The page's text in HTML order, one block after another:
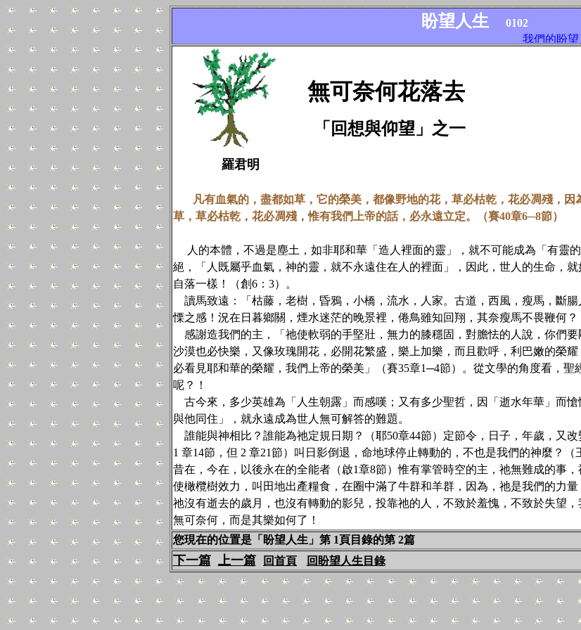
盼望人生
0102
我們的盼
無可奈何花落去
「回想與仰望」之一
羅君明
凡有血氣的，盡都如草，它的榮美，都像野地的花，草必枯乾，花必凋殘，
草，草必枯乾，花必凋殘，惟有我們上帝的話，必永遠立定。（賽40章6─8節）
人的本體，不過是塵土，如非耶和華「造人裡面的靈」，就不可能成為「有靈
絕，「人既屬乎血氣，神的靈，就不永遠住在人的裡面」，因此，世人的生命，
自落一樣！（創6：3）。
讀馬致遠：「枯藤，老樹，昏鴉，小橋，流水，人家。古道，西風，瘦馬，斷
慄之感！況在日暮鄉關，煙水迷茫的晚景裡，倦鳥雖知回翔，其奈瘦馬不畏鞭何？
感謝造我們的主，「祂使軟弱的手堅壯，無力的膝穩固，對膽怯的人說，你們要
沙漠也必快樂，又像玫瑰開花，必開花繁盛，樂上加樂，而且歡呼，利巴嫩的榮
必看見耶和華的榮耀，我們上帝的榮美」（賽35章1─4節）。從文學的角度看，
呢？！
古今來，多少英雄為「人生朝露」而感嘆；又有多少聖哲，因「逝水年華」而
與他同住」，就永遠成為世人無可解答的難題。
誰能與神相比？誰能為祂定規日期？（耶50章44節）定節令，日子，年歲，又
1 章14節，但 2 章21節）叫日影倒退，命地球停止轉動的，不也是我們的神麼？（
昔在，今在，以後永在的全能者（啟1章8節）惟有掌管時空的主，祂無難成的事
使橄欖樹效力，叫田地出產糧食，在圈中滿了牛群和羊群，因為，祂是我們的力
祂沒有逝去的歲月，也沒有轉動的影兒，投靠祂的人，不致於羞愧，不致於失望
無可奈何，而是其樂如何了！
您現在的位置是「盼望人生」第 1頁目錄的第 2篇
下一篇 上一篇 回首頁 回盼望人生目錄